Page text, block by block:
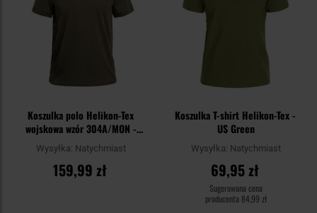
Koszulka polo Helikon-Tex
wojskowa wzór 304A/MON -
Olive Green/wz.93 Pantera PL
Woodland
Wysyłka: Natychmiast
159,99 zł
Koszulka T-shirt Helikon-Tex -
US Green
Wysyłka: Natychmiast
69,95 zł
Sugerowana cena
producenta 84,99 zł